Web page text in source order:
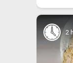
2